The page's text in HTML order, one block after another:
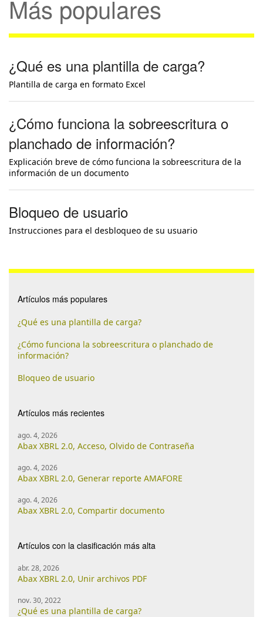
Más populares
¿Qué es una plantilla de carga?
Plantilla de carga en formato Excel
¿Cómo funciona la sobreescritura o
planchado de información?
Explicación breve de cómo funciona la sobreescritura de la
información de un documento
Bloqueo de usuario
Instrucciones para el desbloqueo de su usuario
Artículos más populares
¿Qué es una plantilla de carga?
¿Cómo funciona la sobreescritura o planchado de
información?
Bloqueo de usuario
Artículos más recientes
ago. 4, 2026
Abax XBRL 2.0, Acceso, Olvido de Contraseña
ago. 4, 2026
Abax XBRL 2.0, Generar reporte AMAFORE
ago. 4, 2026
Abax XBRL 2.0, Compartir documento
Artículos con la clasificación más alta
abr. 28, 2026
Abax XBRL 2.0, Unir archivos PDF
nov. 30, 2022
¿Qué es una plantilla de carga?